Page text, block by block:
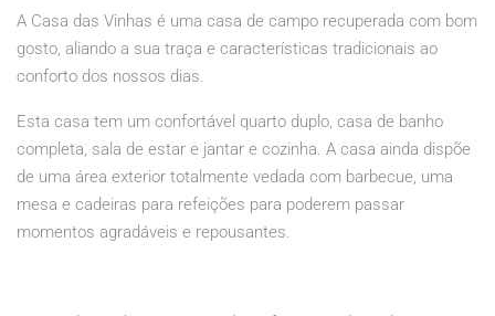
A Casa das Vinhas é uma casa de campo recuperada com bom
gosto, aliando a sua traça e características tradicionais ao
conforto dos nossos dias.
Esta casa tem um confortável quarto duplo, casa de banho
completa, sala de estar e jantar e cozinha. A casa ainda dispõe
de uma área exterior totalmente vedada com barbecue, uma
mesa e cadeiras para refeições para poderem passar
momentos agradáveis e repousantes.